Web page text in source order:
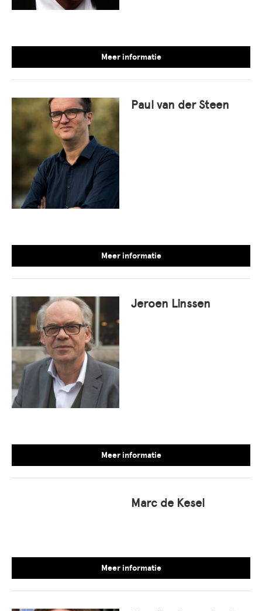
Meer informatie
Paul van der Steen
Meer informatie
Jeroen Linssen
Meer informatie
Marc de Kesel
Meer informatie